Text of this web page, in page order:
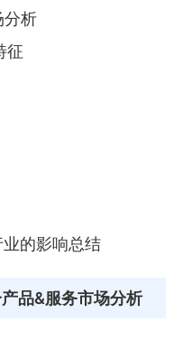
分析
征
的影响总结
品&服务市场分析